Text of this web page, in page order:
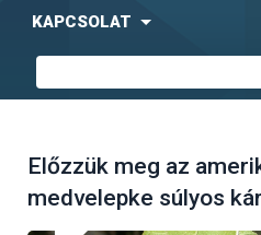
KAPCSOLAT
Előzzük meg az
medvelepke súlyos